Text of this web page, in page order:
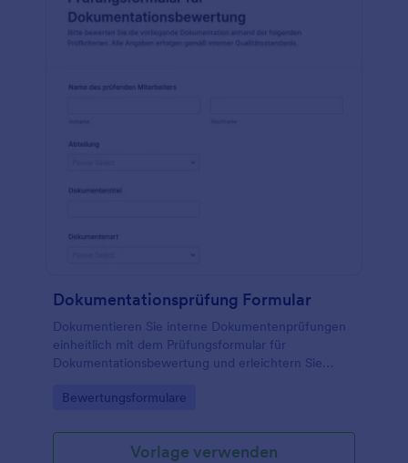
Dokumentationsprüfung Formular
Dokumentieren Sie interne Dokumentenprüfungen
einheitlich mit dem Prüfungsformular für
Dokumentationsbewertung und erleichtern Sie
von Entscheidungen in Qualitäts- und
Go to Category:
Bewertungsformulare
Vorlage verwenden